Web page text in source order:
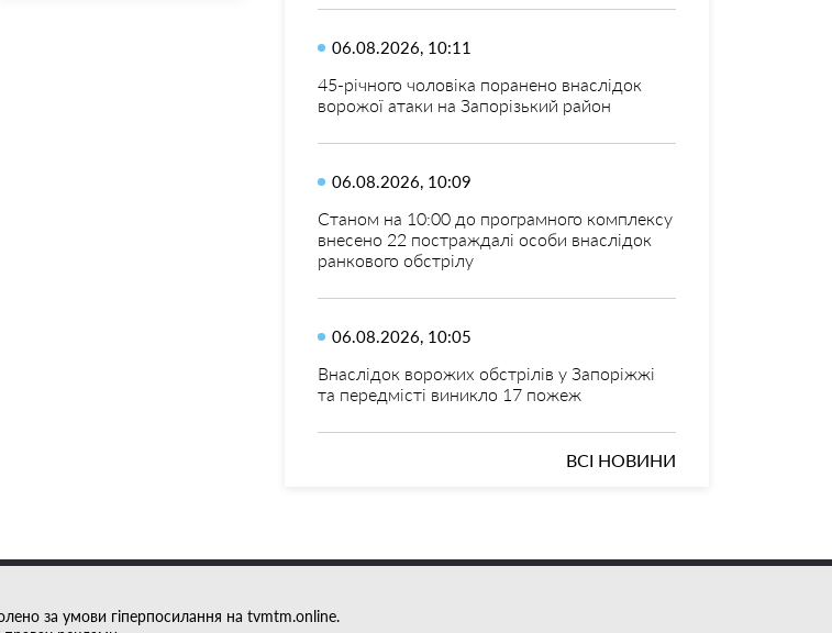
06.08.2026, 10:11
45-річного чоловіка поранено внаслідок
ворожої атаки на Запорізький район
06.08.2026, 10:09
Станом на 10:00 до програмного комплексу
внесено 22 постраждалі особи внаслідок
ранкового обстрілу
06.08.2026, 10:05
Внаслідок ворожих обстрілів у Запоріжжі
та передмісті виникло 17 пожеж
ВСІ НОВИНИ
за умови гіперпосилання на tvmtm.online.